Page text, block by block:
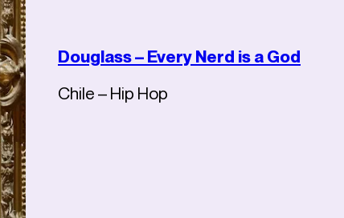
Douglass – Every Nerd is a God
Chile – Hip Hop